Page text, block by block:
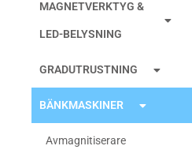
MAGNETVERKTYG &
LED-BELYSNING
GRADUTRUSTNING
BÄNKMASKINER
Avmagnitiserare